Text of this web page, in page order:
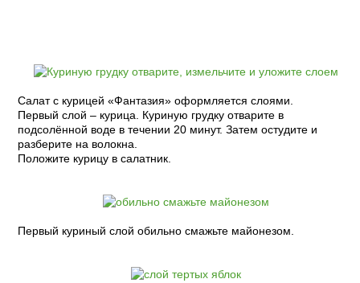
Салат с курицей «Фантазия» оформляется слоями.
Первый слой – курица. Куриную грудку отварите в
подсолённой воде в течении 20 минут. Затем остудите и
разберите на волокна.
Положите курицу в салатник.
Первый куриный слой обильно смажьте майонезом.